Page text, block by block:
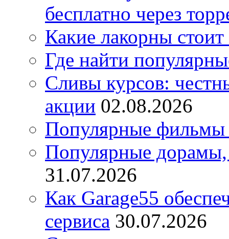
бесплатно через
Какие лакорны стоит
Где найти
Сливы курсов:
акции 02.08.2026
Популярные фильмы
Популярные дорамы,
31.07.2026
Как Garage55
сервиса 30.07.2026